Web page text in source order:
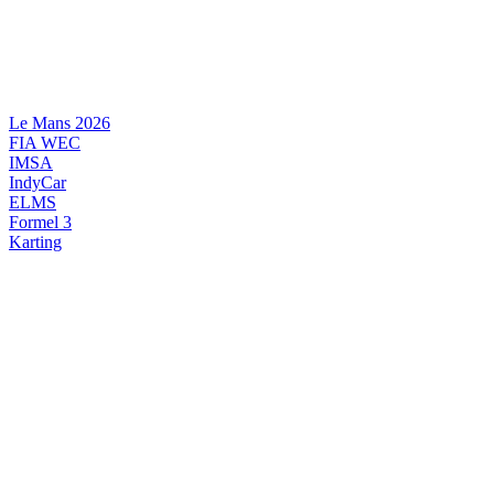
Le Mans 2026
FIA WEC
IMSA
IndyCar
ELMS
Formel 3
Karting